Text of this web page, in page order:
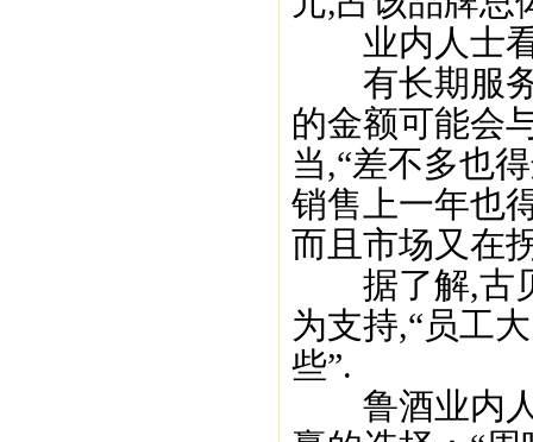
业内人士看
有长期服务
的金额可能会
当,“差不多也
销售上一年也
而且市场又在
据了解,古贝
为支持,“员工
些”.
鲁酒业内人